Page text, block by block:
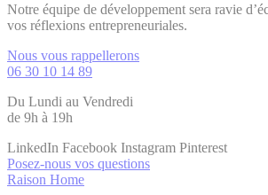
Notre équipe de développement sera ravie
vos réflexions entrepreneuriales.
Nous vous rappellerons
06 30 10 14 89
Du Lundi au Vendredi
de 9h à 19h
LinkedIn Facebook Instagram Pinterest
Posez-nous vos questions
Raison Home